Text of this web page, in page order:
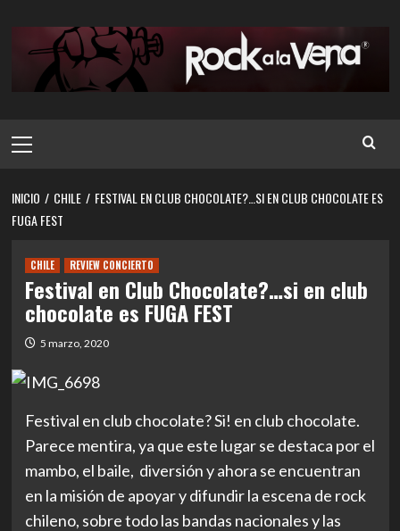
contenido
principal
INICIO CHILE
FESTIVAL EN CLUB CHOCOLATE?…SI EN CLUB CHOCOLATE ES
FUGA FEST
CHILE REVIEW CONCIERTO
Festival en Club Chocolate?…si en club
chocolate es FUGA FEST
5 marzo, 2020
Festival en club chocolate? Si! en club chocolate.
Parece mentira, ya que este lugar se destaca por el
mambo, el baile, diversión y ahora se encuentran
en la misión de apoyar y difundir la escena de rock
chileno, sobre todo las bandas nacionales y las